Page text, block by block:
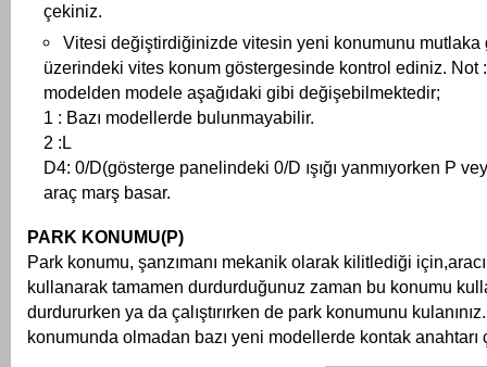
çekiniz.
Vitesi değiştirdiğinizde vitesin yeni konumunu mutlaka
üzerindeki vites konum göstergesinde kontrol ediniz. Not
modelden modele aşağıdaki gibi değişebilmektedir;
1 : Bazı modellerde bulunmayabilir.
2 :L
D4: 0/D(gösterge panelindeki 0/D ışığı yanmıyorken P
araç marş basar.
PARK KONUMU(P)
Park konumu, şanzımanı mekanik olarak kilitlediği
kullanarak tamamen durdurduğunuz zaman bu konumu
durdururken ya da çalıştırırken de park konumunu
konumunda olmadan bazı yeni modellerde kontak anahtarı